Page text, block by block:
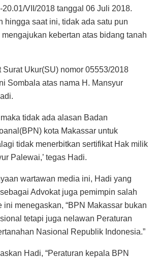
20.01/VII/2018 tanggal 06 Juli 2018.
hingga saat ini, tidak ada satu pun
kebertan atas bidang tanah
Surat Ukur(SU) nomor 05553/2018
Sombala atas nama H. Mansyur
tidak ada alasan Badan
kota Makassar untuk
tidak menerbitkan sertifikat Hak milik
Palewai,’ tegas Hadi.
wartawan media ini, Hadi yang
Advokat juga pemimpin salah
ini menegaskan, “BPN Makassar bukan
tetapi juga nelawan Peraturan
Nasional Republik Indonesia.”
Hadi, “Peraturan kepala BPN